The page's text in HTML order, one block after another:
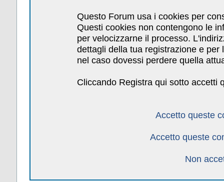
Questo Forum usa i cookies per
Questi cookies non contengono le
per velocizzarne il processo.
dettagli della tua registrazione e
nel caso dovessi perdere quella
Cliccando Registra qui sotto accetti
Accetto queste
Accetto queste
Non